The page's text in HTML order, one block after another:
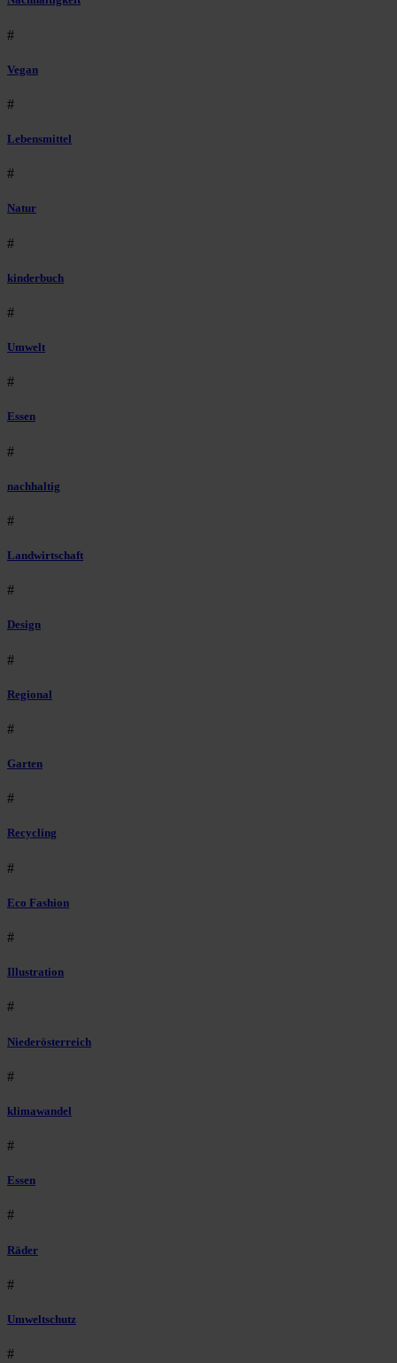
#
Vegan
#
Lebensmittel
#
Natur
#
kinderbuch
#
Umwelt
#
Essen
#
nachhaltig
#
Landwirtschaft
#
Design
#
Regional
#
Garten
#
Recycling
#
Eco Fashion
#
Illustration
#
Niederösterreich
#
klimawandel
#
Essen
#
Räder
#
Umweltschutz
#